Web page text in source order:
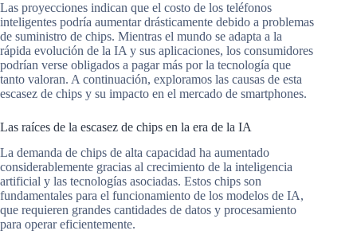
Las proyecciones indican que el costo de los teléfonos
inteligentes podría aumentar drásticamente debido a problemas
de suministro de chips. Mientras el mundo se adapta a la
rápida evolución de la IA y sus aplicaciones, los consumidores
podrían verse obligados a pagar más por la tecnología que
tanto valoran. A continuación, exploramos las causas de esta
escasez de chips y su impacto en el mercado de smartphones.
Las raíces de la escasez de chips en la era de la IA
La demanda de chips de alta capacidad ha aumentado
considerablemente gracias al crecimiento de la inteligencia
artificial y las tecnologías asociadas. Estos chips son
fundamentales para el funcionamiento de los modelos de IA,
que requieren grandes cantidades de datos y procesamiento
para operar eficientemente.